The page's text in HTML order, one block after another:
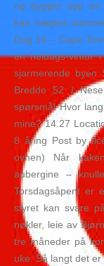
og bygger opp en
kan hægtes
Dag 14 – Cape
en heldags-vintur
sjarmerende byen
Bredde 52 /
spørsmål Hvor
mine? 14.27
8 åring Post by
ovnen) Når
aubergine –
Torsdagsåpent er
styret kan svare
nøkler, leie av
tre måneder på
uke. Så langt det